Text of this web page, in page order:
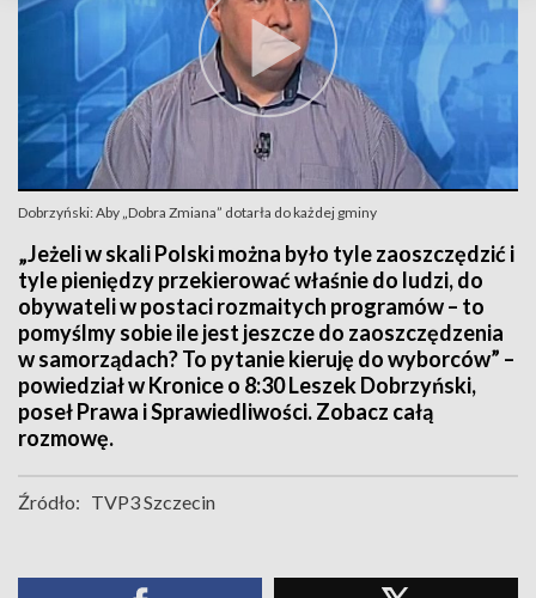
Dobrzyński: Aby „Dobra Zmiana” dotarła do każdej gminy
„Jeżeli w skali Polski można było tyle zaoszczędzić i
tyle pieniędzy przekierować właśnie do ludzi, do
obywateli w postaci rozmaitych programów – to
pomyślmy sobie ile jest jeszcze do zaoszczędzenia
w samorządach? To pytanie kieruję do wyborców” –
powiedział w Kronice o 8:30 Leszek Dobrzyński,
poseł Prawa i Sprawiedliwości. Zobacz całą
rozmowę.
Źródło: TVP3 Szczecin